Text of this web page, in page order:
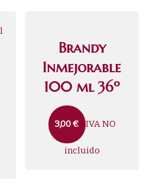
Brandy
Inmejorable
100 ml 36º
3,00€ IVA NO
incluido